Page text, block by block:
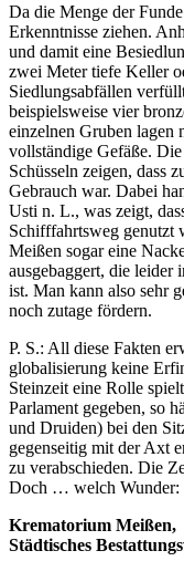
Da die Menge der
Erkenntnisse ziehen.
und damit eine
zwei Meter tiefe Keller
Siedlungsabfällen
beispielsweise vier
einzelnen Gruben lagen
vollständige Gefäße.
Schüsseln zeigen, dass
Gebrauch war. Dabei
Usti n. L., was zeigt,
Schifffahrtsweg genutzt
Meißen sogar eine
ausgebaggert, die leider
ist. Man kann also sehr
noch zutage fördern.
P. S.: All diese Fakten
globalisierung keine
Steinzeit eine Rolle
Parlament gegeben, so
und Druiden) bei den
gegenseitig mit der Axt
zu verabschieden. Die
Doch … welch Wunder:
Krematorium Meißen,
Städtisches